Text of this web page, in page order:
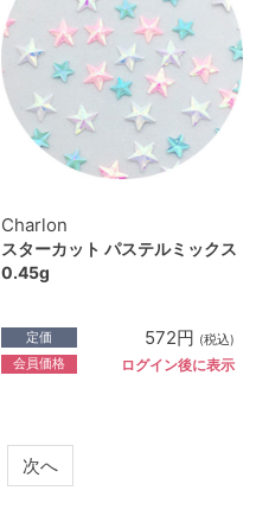
Charlon
スターカット パステルミックス
0.45g
定価 572円 (税込)
会員価格 ログイン後に表示
次へ